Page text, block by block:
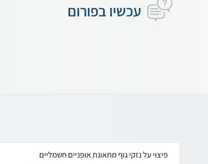
עכשיו בפורום
פיצוי על נזקי גוף מתאונת אופניים חשמליים